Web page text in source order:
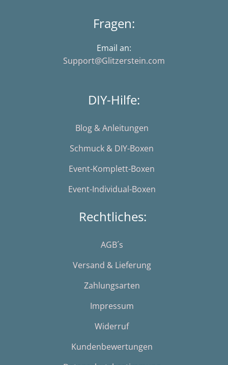
Fragen:
Email an:
Support@Glitzerstein.com
DIY-Hilfe:
Blog & Anleitungen
Schmuck & DIY-Boxen
Event-Komplett-Boxen
Event-Individual-Boxen
Rechtliches:
AGB´s
Versand & Lieferung
Zahlungsarten
Impressum
Widerruf
Kundenbewertungen